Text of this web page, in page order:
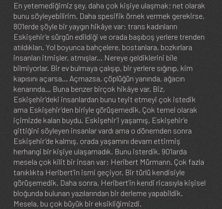
En yetemediğimiz şey, daha çok kişiye ulaşmak; net olarak
bunu söyleyebilirim. Daha spesifik örnek vermek gerekirse,
80’lerde şöyle bir yaygın hikâye var: trans kadınların
Eskişehir’e sürgün edildiği ve orada başıboş yerlere trenden
atıldıkları. Yol boyunca bahçelere, bostanlara, bozkırlara
insanları itmişler, atmışlar... Nereye geldiklerini bile
bilmiyorlar. Bir ev bulmaya çalışıp, bir yerlere sığınıp, kim
kapısını açarsa… Açmazsa, çöplüğün yanında, ağacın
kenarında... Buna benzer birçok hikâye var. Biz,
Eskişehir’deki insanlardan bunu teyit etmeyi çok istedik
ama Eskişehir’den biriyle görüşemedik. Çok temel olarak
içimizde kalan buydu. Eskişehir’i yaşamış, Eskişehir’e
gittiğini söyleyen insanlar vardı ama o dönemden sonra
Eskişehir’de kalmış, orada yaşamını devam ettirmiş
herhangi bir kişiye ulaşamadık. Bunu isterdik. 90’larda
mesela çok kilit bir insan var: Heribert Mürmann. Çok fazla
tanıklıkta Heribert’in ismi geçiyor. Bir türlü kendisiyle
görüşemedik. Daha sonra, Heribert’in kendi ricasıyla kişisel
bloğunda bulunan yazılarından bir derleme yapabildik.
Mesela, bu çok büyük bir eksikliğimizdi.